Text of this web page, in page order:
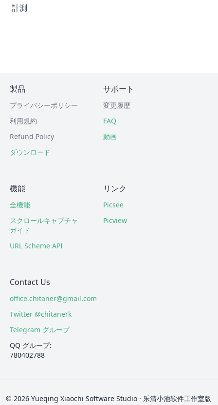
計測
製品
プライバシーポリシー
利用規約
Refund Policy
ダウンロード
サポート
変更履歴
FAQ
動画
機能
全機能
スクロールキャプチャ
ガイド
URL Scheme API
リンク
Picsee
Picview
Contact Us
office.chitaner@gmail.com
Twitter @chitanerk
Telegram グループ
QQ グループ:
780402788
© 2026 Yueqing Xiaochi Software Studio · 乐清小池软件工作室版